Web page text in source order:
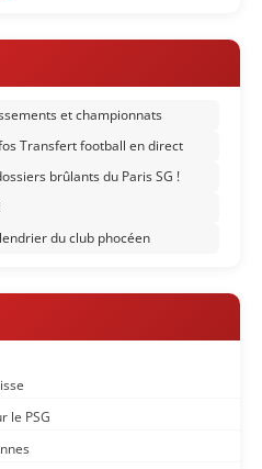
et championnats
Transfert football en direct
brûlants du Paris SG !
du club phocéen
le PSG